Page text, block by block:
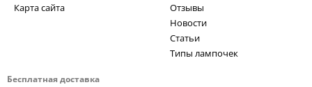
Бесплатная доставка
Карта сайта
Отзывы
Новости
Статьи
Типы лампочек